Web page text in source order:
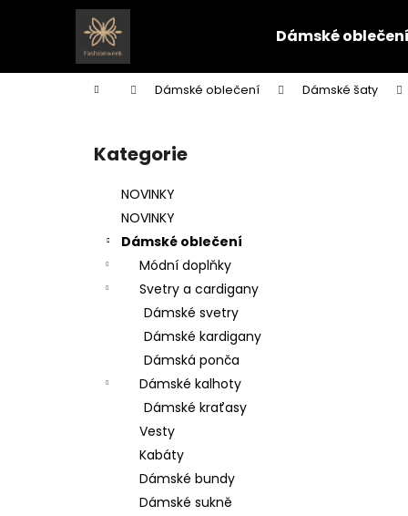
Dámské oblečení
Domů Dámské oblečení Dámské šaty
Přeskočit
kategorie
Kategorie
NOVINKY
NOVINKY
Dámské oblečení
Módní doplňky
Svetry a cardigany
Dámské svetry
Dámské kardigany
Dámská ponča
Dámské kalhoty
Dámské kraťasy
Vesty
Kabáty
Dámské bundy
Dámské sukně
í
Zpět
do
Zpět
do
BAVLNĚNÉ KALHOTY ALADDIN LEHKÉ A
VZDUŠNÉ K9700
499 Kč